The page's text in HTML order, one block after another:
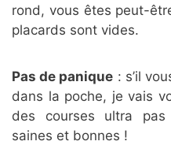
rond, vous êtes peut-
placards sont vides.
Pas de panique : s’il
dans la poche, je vais
des courses ultra
saines et bonnes !